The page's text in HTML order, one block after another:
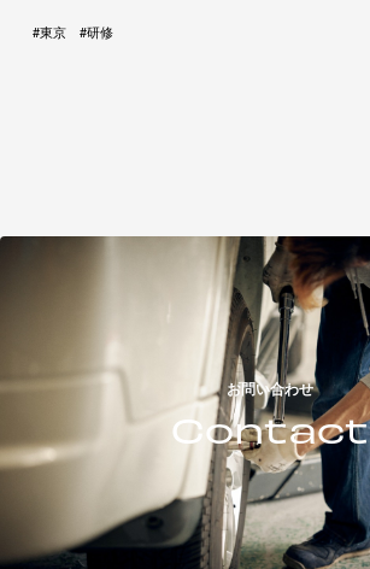
東京 研修
お問い合わせ
Contact
オンラインストア